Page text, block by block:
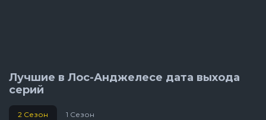
Лучшие в Лос-Анджелесе дата выхода
серий
2 Сезон
1 Сезон